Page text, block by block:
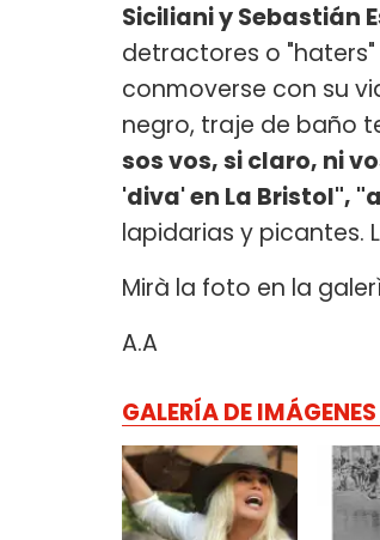
Siciliani y Sebastián
detractores o
conmoverse con su
negro, traje de baño
sos vos, si claro, ni
'diva' en La Bristol",
lapidarias y picantes.
Mirà la foto en la
A.A
GALERÍA DE IMÁGENES